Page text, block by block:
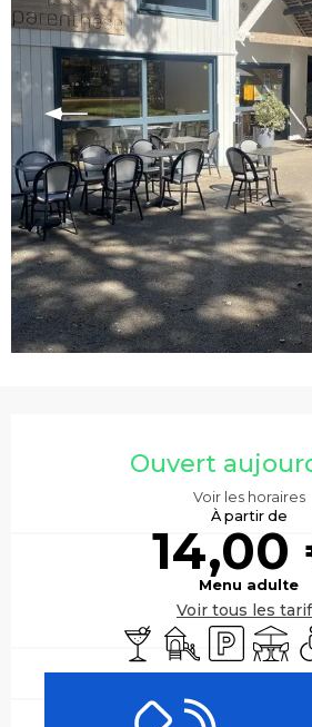
Ouvert
Voir les horaires
À partir de
14,00
Menu adulte
Voir tous les
Bar / Buvette
Jeux pour
Parking